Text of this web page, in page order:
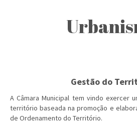
Gestão do
A Câmara Municipal tem vindo exercer
território baseada na promoção e
de Ordenamento do Território.